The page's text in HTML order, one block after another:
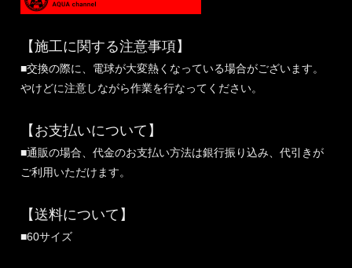
【施工に関する注意事項】
■交換の際に、電球が大変熱くなっている場合がございます。
やけどに注意しながら作業を行なってください。
【お支払いについて】
■通販の場合、代金のお支払い方法は銀行振り込み、代引きが
ご利用いただけます。
【送料について】
■60サイズ